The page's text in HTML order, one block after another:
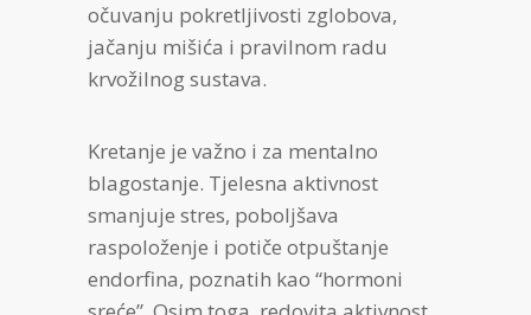
očuvanju pokretljivosti zglobova,
jačanju mišića i pravilnom radu
krvožilnog sustava.
Kretanje je važno i za mentalno
blagostanje. Tjelesna aktivnost
smanjuje stres, poboljšava
raspoloženje i potiče otpuštanje
endorfina, poznatih kao “hormoni